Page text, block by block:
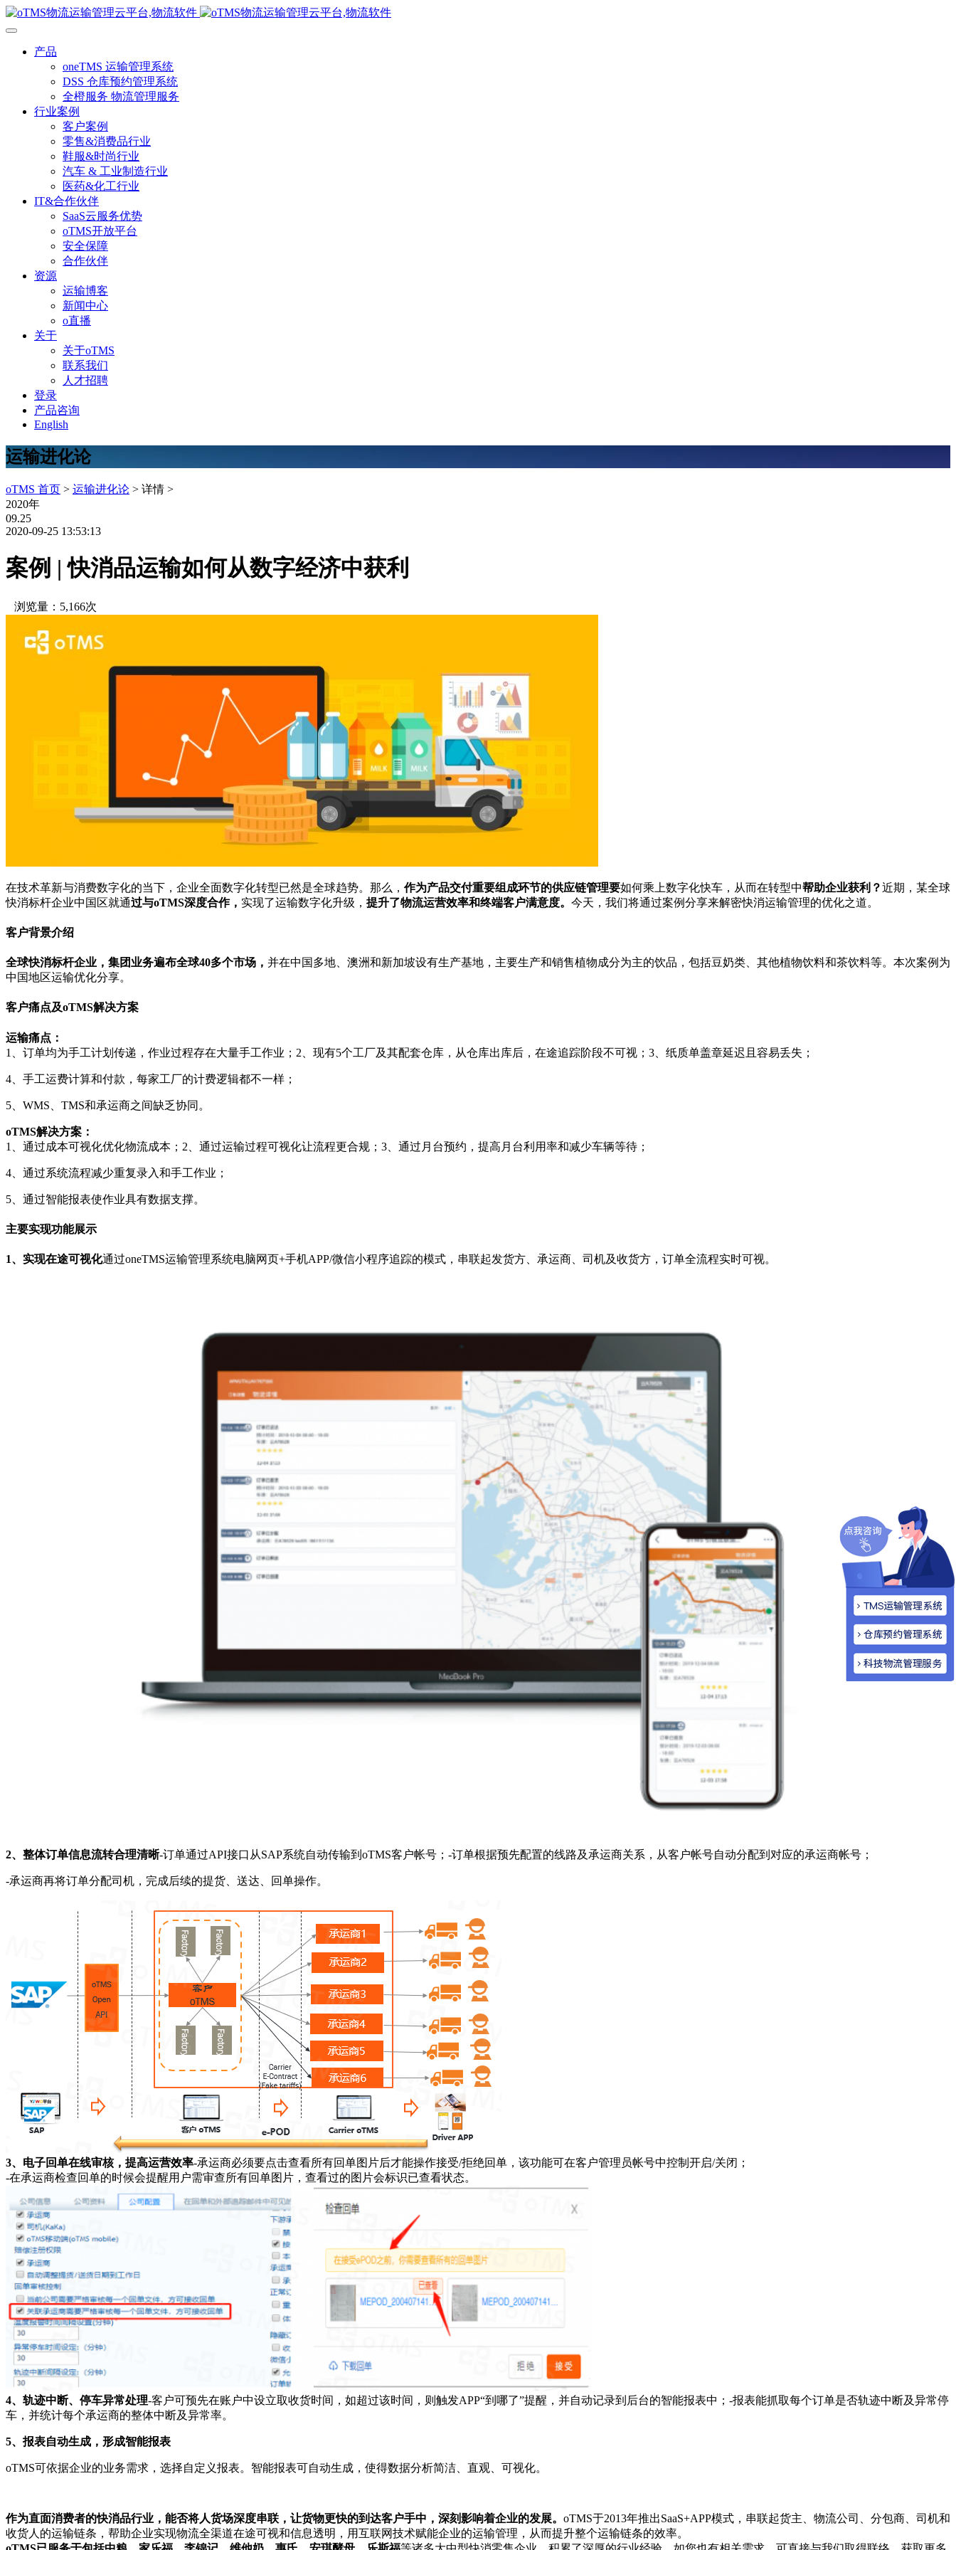
产品
oneTMS 运输管理系统
DSS 仓库预约管理系统
全橙服务 物流管理服务
行业案例
客户案例
零售&消费品行业
鞋服&时尚行业
汽车 & 工业制造行业
医药&化工行业
IT&合作伙伴
SaaS云服务优势
oTMS开放平台
安全保障
合作伙伴
资源
运输博客
新闻中心
o直播
关于
关于oTMS
联系我们
人才招聘
登录
产品咨询
English
运输进化论
oTMS 首页 > 运输进化论 > 详情 >
2020年
09.25
2020-09-25 13:53:13
案例 | 快消品运输如何从数字经济中获利
浏览量：5,166次
在技术革新与消费数字化的当下，企业全面数字化转型已然是全球趋势。那么， 作为产品交付重要组成环节的供应链管理要如何乘上数字化快车，从而在转型中帮助企业获利 ？近期，某全球
快消标杆企业中国区就通过与oTMS深度合作， 实现了运输数字化升级， 提升了物流运营效率和终端客户满意度。 今天，我们将通过案例分享来解密快消运输管理的优化之道。
客户背景介绍
全球快消标杆企业，集团业务遍布全球40多个市场， 并在中国多地、澳洲和新加坡设有生产基地，主要生产和销售植物成分为主的饮品，包括豆奶类、其他植物饮料和茶饮料等。本次案例为
中国地区运输优化分享。
客户痛点及oTMS解决方案
运输痛点：
1、订单均为手工计划传递，作业过程存在大量手工作业；2、现有5个工厂及其配套仓库，从仓库出库后，在途追踪阶段不可视；3、纸质单盖章延迟且容易丢失；
4、手工运费计算和付款，每家工厂的计费逻辑都不一样；
5、WMS、TMS和承运商之间缺乏协同。
oTMS解决方案：
1、通过成本可视化优化物流成本；2、通过运输过程可视化让流程更合规；3、通过月台预约，提高月台利用率和减少车辆等待；
4、通过系统流程减少重复录入和手工作业；
5、通过智能报表使作业具有数据支撑。
主要实现功能展示
1、实现在途可视化通过oneTMS运输管理系统电脑网页+手机APP/微信小程序追踪的模式，串联起发货方、承运商、司机及收货方，订单全流程实时可视。
2、整体订单信息流转合理清晰-订单通过API接口从SAP系统自动传输到oTMS客户帐号；-订单根据预先配置的线路及承运商关系，从客户帐号自动分配到对应的承运商帐号；
-承运商再将订单分配司机，完成后续的提货、送达、回单操作。
3、电子回单在线审核，提高运营效率-承运商必须要点击查看所有回单图片后才能操作接受/拒绝回单，该功能可在客户管理员帐号中控制开启/关闭；
-在承运商检查回单的时候会提醒用户需审查所有回单图片，查看过的图片会标识已查看状态。
4、轨迹中断、停车异常处理-客户可预先在账户中设立取收货时间，如超过该时间，则触发APP“到哪了”提醒，并自动记录到后台的智能报表中；-报表能抓取每个订单是否轨迹中断及异常停
车，并统计每个承运商的整体中断及异常率。
5、报表自动生成，形成智能报表
oTMS可依据企业的业务需求，选择自定义报表。智能报表可自动生成，使得数据分析简洁、直观、可视化。
作为直面消费者的快消品行业，能否将人货场深度串联，让货物更快的到达客户手中，深刻影响着企业的发展。 oTMS于2013年推出SaaS+APP模式，串联起货主、物流公司、分包商、司机和
收货人的运输链条，帮助企业实现物流全渠道在途可视和信息透明，用互联网技术赋能企业的运输管理，从而提升整个运输链条的效率。